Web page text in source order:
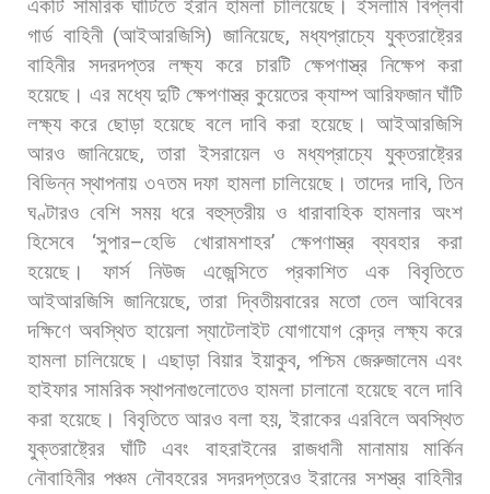
একটি সামরিক ঘাঁটিতে ইরান হামলা চালিয়েছে। ইসলামি বিপ্লবী
গার্ড বাহিনী(আইআরজিসি) জানিয়েছে,মধ্যপ্রাচ্যে যুক্তরাষ্ট্রের
বাহিনীর সদরদপ্তর লক্ষ্য করে চারটি ক্ষেপণাস্ত্র নিক্ষেপ করা
হয়েছে। এর মধ্যে দুটি ক্ষেপণাস্ত্র কুয়েতের ক্যাম্প আরিফজান ঘাঁটি
লক্ষ্য করে ছোড়া হয়েছে বলে দাবি করা হয়েছে। আইআরজিসি
আরও জানিয়েছে,তারা ইসরায়েল ও মধ্যপ্রাচ্যে যুক্তরাষ্ট্রের
বিভিন্ন স্থাপনায় ৩৭তম দফা হামলা চালিয়েছে। তাদের দাবি, তিন
ঘণ্টারও বেশি সময় ধরে বহুস্তরীয় ও ধারাবাহিক হামলার অংশ
হিসেবে ‘সুপার–হেভি খোরামশাহর’ক্ষেপণাস্ত্র ব্যবহার
করা
হয়েছে। ফার্স
নিউজ এজেন্সিতে প্রকাশিত এক
বিবৃতিতে
আইআরজিসি জানিয়েছে,তারা দ্বিতীয়বারের মতো তেল আবিবের
দক্ষিণে অবস্থিত হায়েলা স্যাটেলাইট যোগাযোগ কেন্দ্র লক্ষ্য করে
হামলা চালিয়েছে। এছাড়া বিয়ার ইয়াকুব, পশ্চিম জেরুজালেম এবং
হাইফার সামরিক স্থাপনাগুলোতেও হামলা চালানো হয়েছে বলে দাবি
করা হয়েছে। বিবৃতিতে আরও বলা হয়,ইরাকের এরবিলে অবস্থিত
যুক্তরাষ্ট্রের
ঘাঁটি এবং বাহরাইনের রাজধানী মানামায়
মার্কিন
নৌবাহিনীর পঞ্চম নৌবহরের সদরদপ্তরেও ইরানের সশস্ত্র বাহিনীর